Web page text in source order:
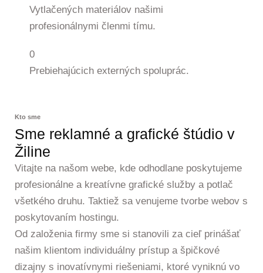
Vytlačených materiálov našimi
profesionálnymi členmi tímu.
0
Prebiehajúcich externých spoluprác.
Kto sme
Sme reklamné a grafické štúdio v
Žiline
Vitajte na našom webe, kde odhodlane poskytujeme
profesionálne a kreatívne grafické služby a potlač
všetkého druhu. Taktiež sa venujeme tvorbe webov s
poskytovaním hostingu.
Od založenia firmy sme si stanovili za cieľ prinášať
našim klientom individuálny prístup a špičkové
dizajny s inovatívnymi riešeniami, ktoré vyniknú vo